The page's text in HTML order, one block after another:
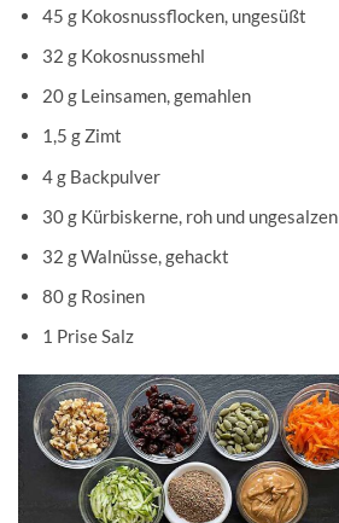
45 g Kokosnussflocken, ungesüßt
32 g Kokosnussmehl
20 g Leinsamen, gemahlen
1,5 g Zimt
4 g Backpulver
30 g Kürbiskerne, roh und ungesalzen
32 g Walnüsse, gehackt
80 g Rosinen
1 Prise Salz